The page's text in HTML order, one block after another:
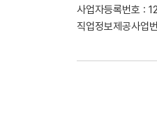
사업자등록번호 :
직업정보제공사업